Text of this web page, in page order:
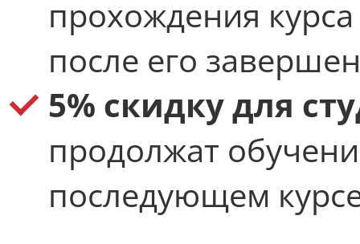
прохождения
после его
5% скидку для
продолжат
последующем